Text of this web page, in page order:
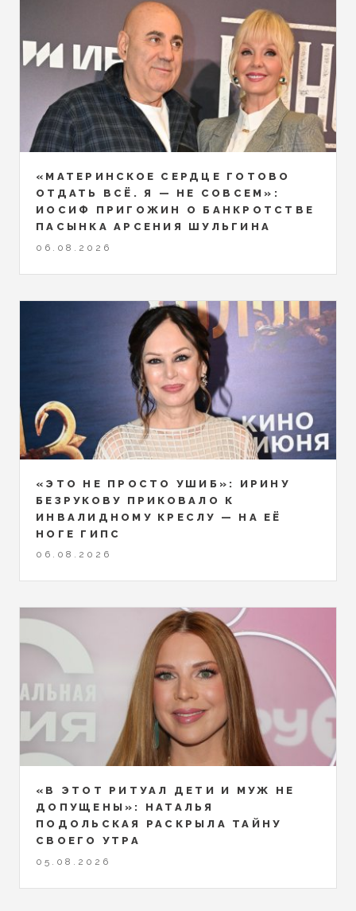
«МАТЕРИНСКОЕ СЕРДЦЕ ГОТОВО
ОТДАТЬ ВСЁ. Я — НЕ СОВСЕМ»:
ИОСИФ ПРИГОЖИН О БАНКРОТСТВЕ
ПАСЫНКА АРСЕНИЯ ШУЛЬГИНА
06.08.2026
«ЭТО НЕ ПРОСТО УШИБ»: ИРИНУ
БЕЗРУКОВУ ПРИКОВАЛО К
ИНВАЛИДНОМУ КРЕСЛУ — НА ЕЁ
НОГЕ ГИПС
06.08.2026
«В ЭТОТ РИТУАЛ ДЕТИ И МУЖ НЕ
ДОПУЩЕНЫ»: НАТАЛЬЯ
ПОДОЛЬСКАЯ РАСКРЫЛА ТАЙНУ
СВОЕГО УТРА
05.08.2026